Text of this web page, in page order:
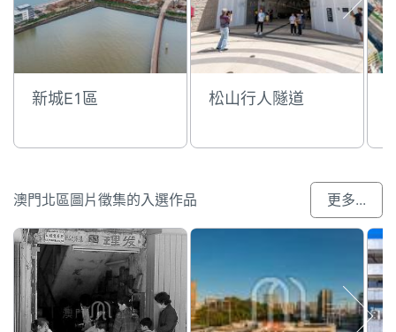
新城E1區 松山行人隧道
澳門北區圖片徵集的入選作品 更多...